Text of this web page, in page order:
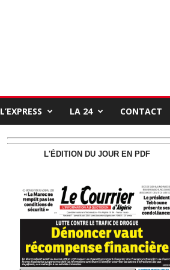
L’EXPRESS LA 24 CONTACT
L'ÉDITION DU JOUR EN PDF